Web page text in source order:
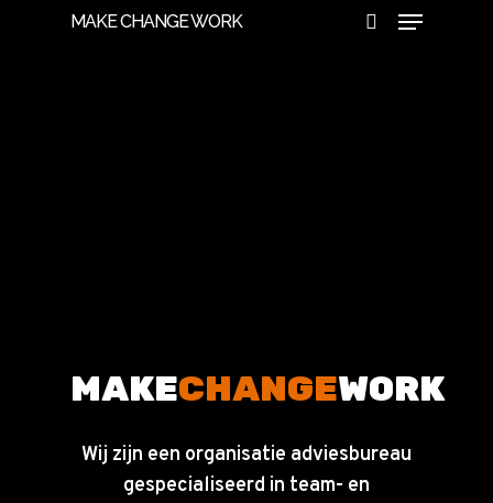
MAKE CHANGE WORK
MAKECHANGEWORK
Wij zijn een organisatie adviesbureau
gespecialiseerd in team- en